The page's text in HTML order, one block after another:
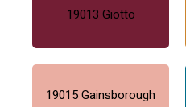
19013 Giotto
19015 Gainsborough